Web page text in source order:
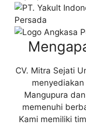
CV. Mitra Sejati
Mangupura
memenuhi
Kami memiliki